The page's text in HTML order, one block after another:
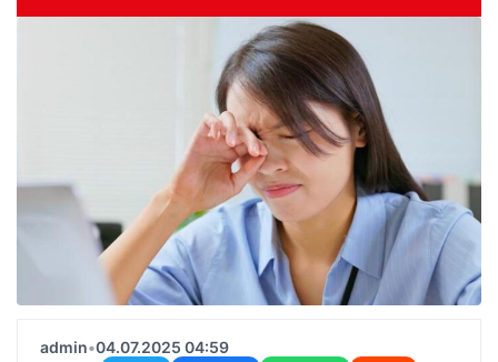
admin•04.07.2025 04:59